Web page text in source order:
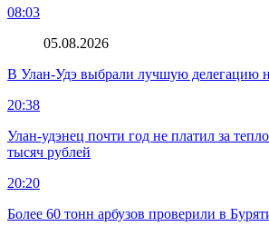
08:03
05.08.2026
В Улан-Удэ выбрали лучшую делегацию
20:38
Улан-удэнец почти год не платил за
тысяч рублей
20:20
Более 60 тонн арбузов проверили в